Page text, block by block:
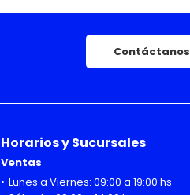
Contáctanos
Horarios y Sucursales
Ventas
Lunes a Viernes: 09:00 a 19:00 hs